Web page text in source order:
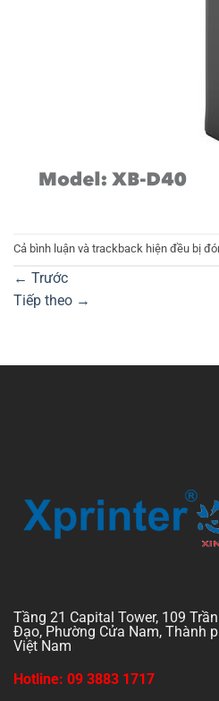
Cả bình luận và trackback hiện đều bị
← Trước
Tiếp theo →
Tầng 21 Capital Tower, 109
Đạo, Phường Cửa Nam, Thành
Việt Nam
Hotline: 09 3883 1717